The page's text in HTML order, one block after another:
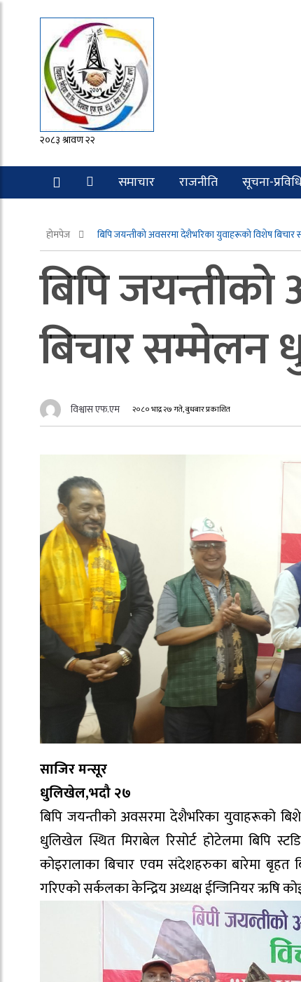
२०८३ श्रावण २२
समाचार राजनीति सूचना-
होमपेज बिपि जयन्तीको अवसरमा देशैभरिका युवाहरूको विशेष
बिपि
बिचार सम्मेलन
विश्वास एफ.एम २०८० भाद्र २७ गते, बुधबार प्रकाशित
साजिर मन्सूर
धुलिखेल,भदौ २७
बिपि जयन्तीको अवसरमा देशैभरिका युवाहरूको
धुलिखेल स्थित मिराबेल रिसोर्ट होटेलमा बिपि
कोइरालाका बिचार एवम संदेशहरुका बारेमा बृहत
गरिएको सर्कलका केन्द्रिय अध्यक्ष ईन्जिनियर ऋषि